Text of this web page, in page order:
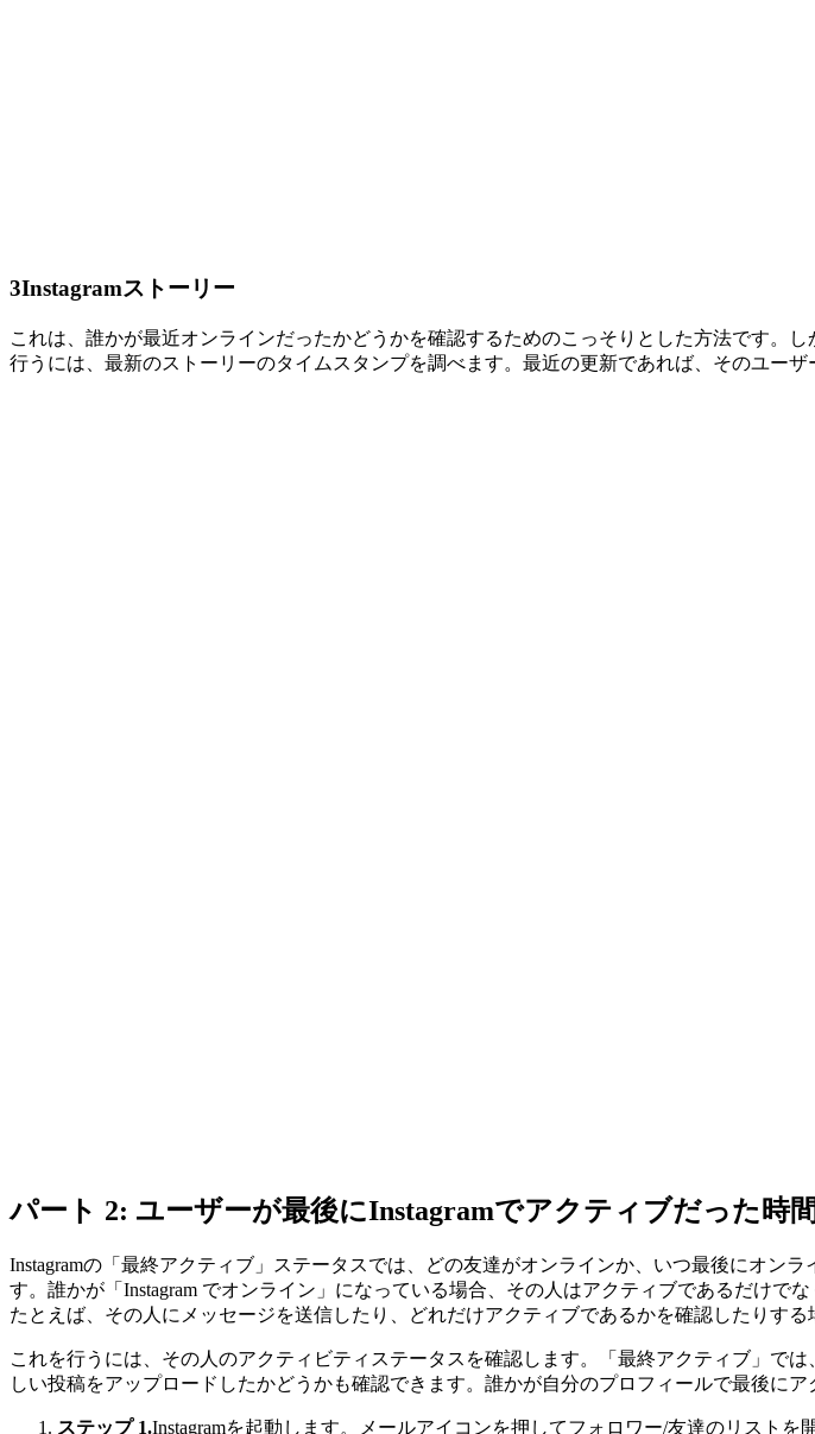
3Instagramストーリー
これは、誰かが最近オンラインだったかどうかを確認するためのこっそりとした方法です。
行うには、最新のストーリーのタイムスタンプを調べます。最近の更新であれば、そのユー
パート 2: ユーザーが最後にInstagramでアクティブだった時
Instagramの「最終アクティブ」ステータスでは、どの友達がオンラインか、いつ最後にオン
す。誰かが「Instagram でオンライン」になっている場合、その人はアクティブであるだけで
たとえば、その人にメッセージを送信したり、どれだけアクティブであるかを確認したりす
これを行うには、その人のアクティビティステータスを確認します。「最終アクティブ」で
しい投稿をアップロードしたかどうかも確認できます。誰かが自分のプロフィールで最後に
ステップ 1.Instagramを起動します。メールアイコンを押してフォロワー/友達のリスト